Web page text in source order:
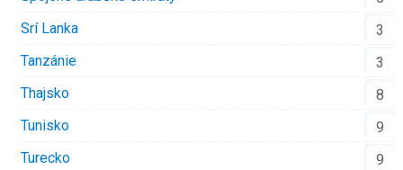
Srí Lanka
3
Tanzánie
3
Thajsko
8
Tunisko
9
Turecko
9